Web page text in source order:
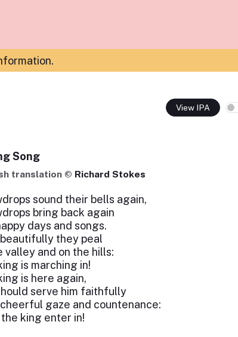
.
View IPA
Song
translation © Richard Stokes
sound their bells again,
bring back again
days and songs.
they peal
valley and on the hills:
is marching in!
is here again,
serve him faithfully
gaze and countenance:
king enter in!